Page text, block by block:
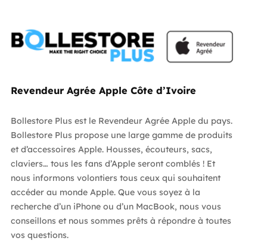
Revendeur Agrée Apple Côte d’Ivoire
Bollestore Plus est le Revendeur Agrée Apple du pays.
Bollestore Plus propose une large gamme de produits
et d’accessoires Apple. Housses, écouteurs, sacs,
claviers… tous les fans d’Apple seront comblés ! Et
nous informons volontiers tous ceux qui souhaitent
accéder au monde Apple. Que vous soyez à la
recherche d’un iPhone ou d’un MacBook, nous vous
conseillons et nous sommes prêts à répondre à toutes
vos questions.